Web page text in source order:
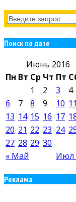
Поиск по дате
Июнь 2016
Пн Вт Ср Чт Пт
« Май Июл
1 2 3 4
6
7 8 9 10 11
13 14 15 16 17
20 21 22 23 24
27 28 29 30
Реклама